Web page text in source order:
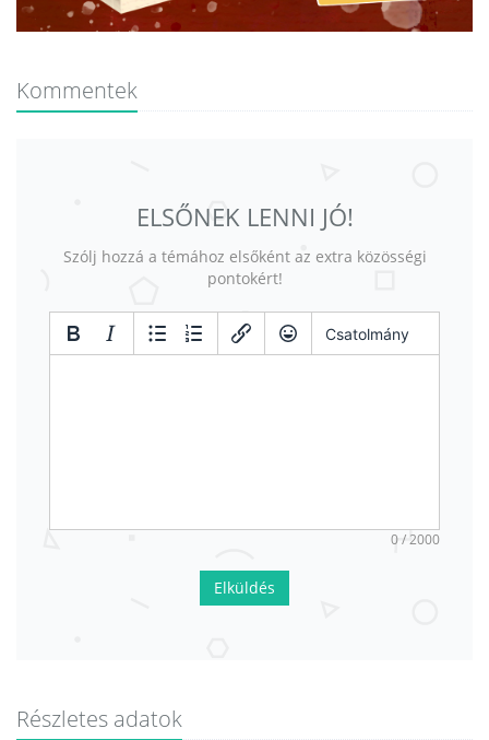
Kommentek
ELSŐNEK LENNI JÓ!
Szólj hozzá a témához elsőként az extra közösségi
pontokért!
Csatolmány
0 / 2000
Elküldés
Részletes adatok